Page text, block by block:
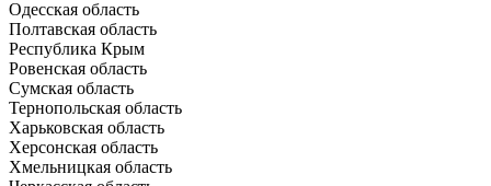
Одесская область
Полтавская область
Республика Крым
Ровенская область
Сумская область
Тернопольская область
Харьковская область
Херсонская область
Хмельницкая область